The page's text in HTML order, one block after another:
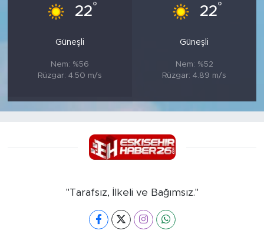
22°
Güneşli
Nem: %56
Rüzgar: 4.50 m/s
22°
Güneşli
Nem: %52
Rüzgar: 4.89 m/s
"Tarafsız, İlkeli ve Bağımsız."